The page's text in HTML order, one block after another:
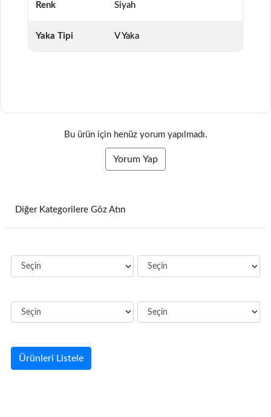
Renk Siyah
Yaka Tipi V Yaka
Bu ürün için henüz yorum yapılmadı.
Yorum Yap
Diğer Kategorilere Göz Atın
Ürünleri Listele